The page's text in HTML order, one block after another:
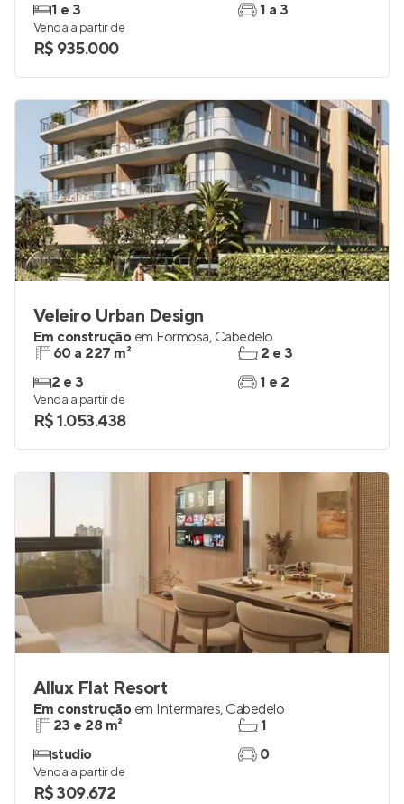
1 e 3
1 a 3
Venda a partir de
R$ 935.000
Veleiro Urban Design
Em construção em Formosa, Cabedelo
60 a 227 m²
2 e 3
2 e 3
1 e 2
Venda a partir de
R$ 1.053.438
Allux Flat Resort
Em construção em Intermares, Cabedelo
23 e 28 m²
studio
1
0
Venda a partir de
R$ 309.672